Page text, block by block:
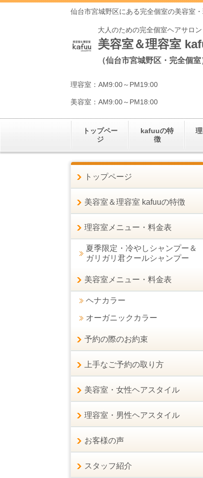
仙台市宮城野区にある完全個室の美容室
大人のための完全個室ヘアサロン
美容室＆理容室
（仙台市宮城野区・完全個室
理容室：AM9:00～PM19:00
美容室：AM9:00～PM18:00
トップペー
ジ
kafuuの特
徴
トップページ
美容室＆理容室 kafuuの特徴
理容室メニュー・料金表
夏季限定・冷やしシャンプー＆
ガリガリ君クールシャンプー
美容室メニュー・料金表
ヘナカラー
オーガニックカラー
予約の際のお約束
上手なご予約の取り方
美容室・女性ヘアスタイル
理容室・男性ヘアスタイル
お客様の声
スタッフ紹介